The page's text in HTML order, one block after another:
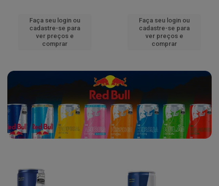
Faça seu login ou
cadastre-se para
ver preços e
comprar
Faça seu login ou
cadastre-se para
ver preços e
comprar